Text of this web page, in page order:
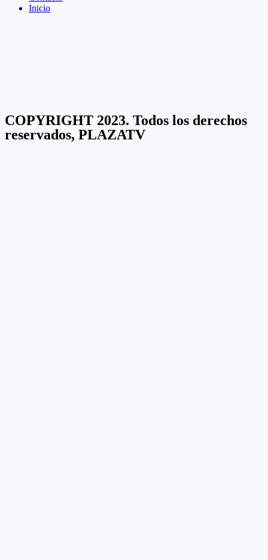
Inicio
COPYRIGHT 2023. Todos los derechos
reservados, PLAZATV